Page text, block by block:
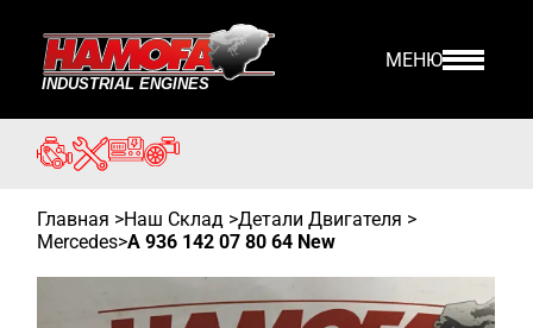
МЕНЮ
Главная >Наш Склад >Детали Двигателя >
Mercedes>A 936 142 07 80 64 New